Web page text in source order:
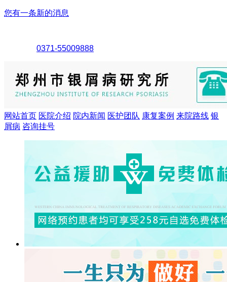
您有一条新的消息
0371-55009888
网站首页 医院介绍 院内新闻 医护团队 康复案例 来院路线 银
屑病 咨询挂号